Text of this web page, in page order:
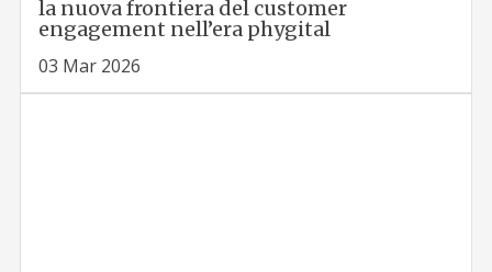
la nuova frontiera del customer
engagement nell’era phygital
03 Mar 2026